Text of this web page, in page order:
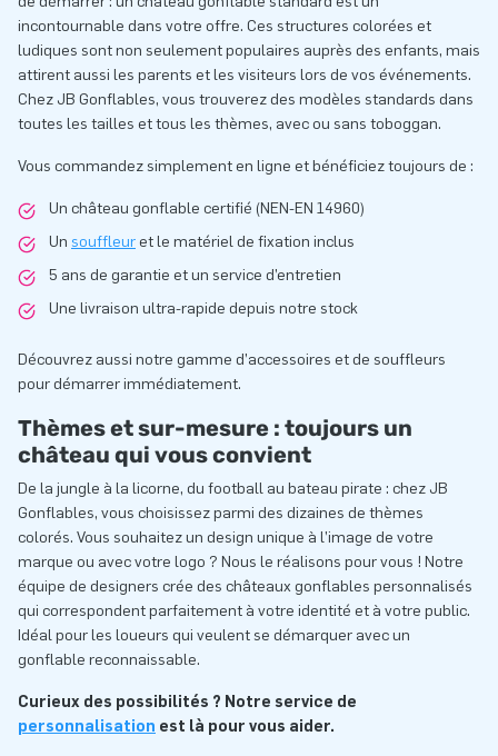
incontournable dans votre offre. Ces structures colorées et
ludiques sont non seulement populaires auprès des enfants, mais
attirent aussi les parents et les visiteurs lors de vos événements.
Chez JB Gonflables, vous trouverez des modèles standards dans
toutes les tailles et tous les thèmes, avec ou sans toboggan.
Vous commandez simplement en ligne et bénéficiez toujours de :
Un château gonflable certifié (NEN-EN 14960)
Un souffleuret le matériel de fixation inclus
5 ans de garantie et un service d’entretien
Une livraison ultra-rapide depuis notre stock
Découvrez aussi notre gamme d’accessoires et de souffleurs
pour démarrer immédiatement.
Thèmes et sur-mesure : toujours un
château qui vous convient
De la jungle à la licorne, du football au bateau pirate : chez JB
Gonflables, vous choisissez parmi des dizaines de thèmes
colorés. Vous souhaitez un design unique à l’image de votre
marque ou avec votre logo ? Nous le réalisons pour vous ! Notre
équipe de designers crée des châteaux gonflables personnalisés
qui correspondent parfaitement à votre identité et à votre public.
Idéal pour les loueurs qui veulent se démarquer avec un
gonflable reconnaissable.
Curieux des possibilités ? Notre service de
personnalisation est là pour vous aider.